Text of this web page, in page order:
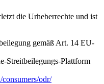
die Urheberrechte und ist
gemäß Art. 14 EU-
Streitbeilegungs-Plattform
consumers/odr/